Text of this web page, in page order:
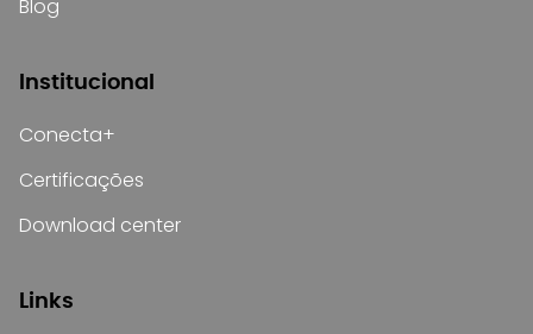
Blog
Institucional
Conecta+
Certificações
Download center
Links